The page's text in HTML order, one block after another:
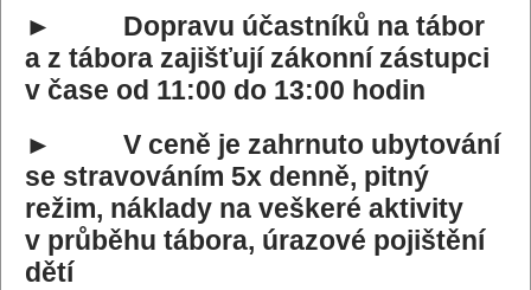
► Dopravu účastníků na tábor
a z tábora zajišťují zákonní zástupci
v čase od 11:00 do 13:00 hodin
► V ceně je zahrnuto ubytování
se stravováním 5x denně, pitný
režim, náklady na veškeré aktivity
v průběhu tábora, úrazové pojištění
dětí